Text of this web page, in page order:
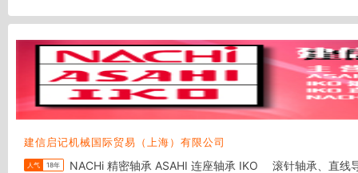
建信启记机械国际贸易（上海）有限公司
人气 18年 NACHi 精密轴承 ASAHI 连座轴承 IKO 滚针轴承